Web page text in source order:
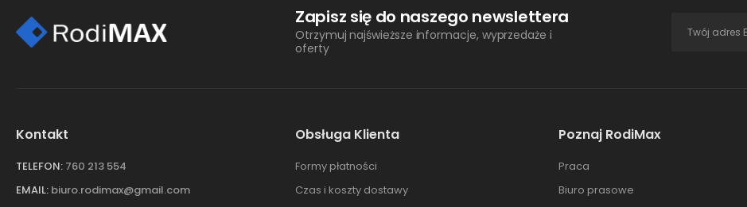
Zapisz się do naszego newslettera
Otrzymuj najświeższe informacje, wyprzedaże i
oferty
Kontakt
TELEFON: 760 213 554
EMAIL: biuro.rodimax@gmail.com
Obsługa Klienta
Formy płatności
Czas i koszty dostawy
Poznaj RodiMax
Praca
Biuro prasowe